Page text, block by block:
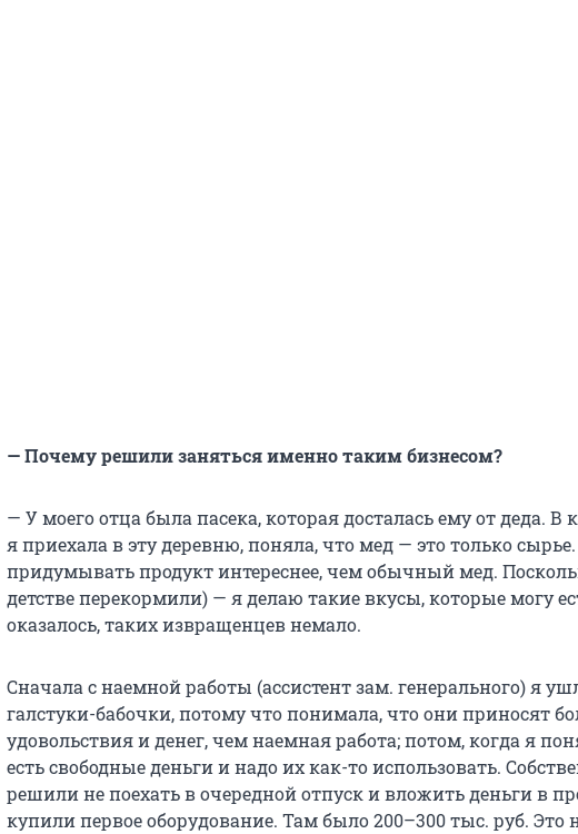
— Почему решили заняться именно таким бизнесом?
— У моего отца была пасека, которая досталась ему от деда. В
я приехала в эту деревню, поняла, что мед — это только
придумывать продукт интереснее, чем обычный мед.
детстве перекормили) — я делаю такие вкусы, которые могу
оказалось, таких извращенцев немало.
Сначала с наемной работы (ассистент зам. генерального) я
галстуки-бабочки, потому что понимала, что они приносят
удовольствия и денег, чем наемная работа; потом, когда я
есть свободные деньги и надо их как-то использовать.
решили не поехать в очередной отпуск и вложить деньги в
купили первое оборудование. Там было 200–300 тыс. руб. Это